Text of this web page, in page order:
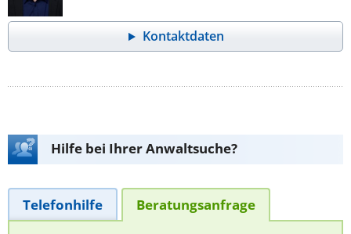
Kontaktdaten
Hilfe bei Ihrer Anwaltsuche?
Telefonhilfe Beratungsanfrage